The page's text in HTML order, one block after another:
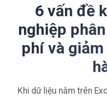
6 vấn đề
nghiệp
phí và
Khi dữ liệu nằm trên